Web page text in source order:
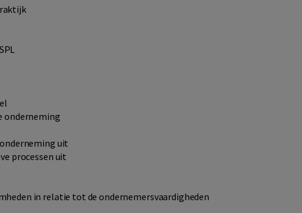
onderneming
uit
processen uit
in relatie tot de ondernemersvaardigheden